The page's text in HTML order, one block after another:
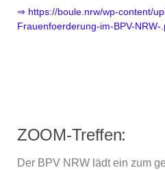
⇒ https://boule.nrw/wp-content/
Frauenfoerderung-im-BPV-NRW-
ZOOM-Treffen:
Der BPV NRW lädt ein zum